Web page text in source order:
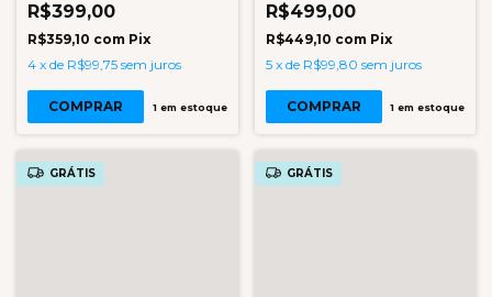
R$399,00
R$359,10 com Pix
4 x de R$99,75 sem juros
COMPRAR 1em estoque
R$499,00
R$449,10 com Pix
5 x de R$99,80 sem juros
COMPRAR 1 em estoque
GRÁTIS GRÁTIS